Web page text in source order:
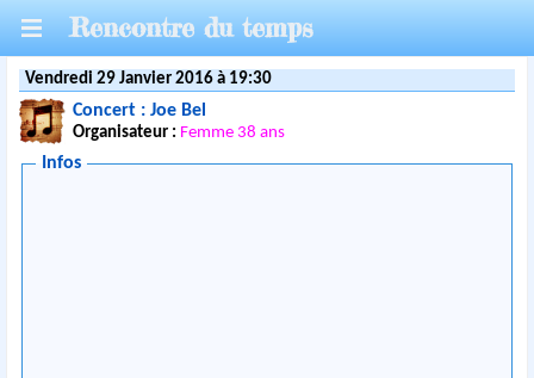
Rencontre du temps
Vendredi 29 Janvier 2016 à 19:30
Concert : Joe Bel
Organisateur : Femme 38 ans
Infos